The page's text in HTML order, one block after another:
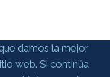
damos la mejor
web. Si continúa